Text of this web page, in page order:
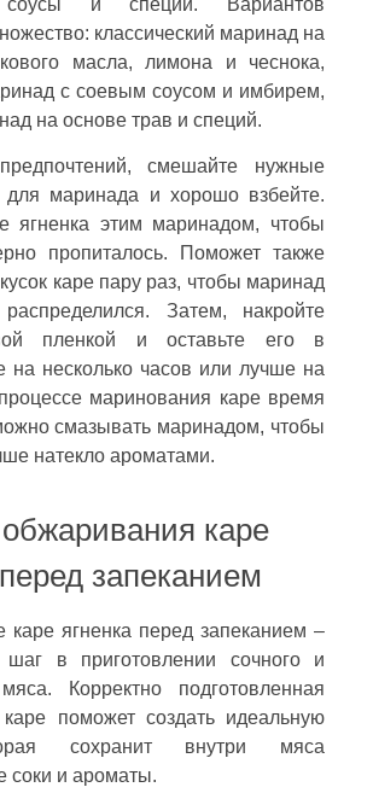
классический маринад на
масла, лимона и чеснока,
с соевым соусом и имбирем,
на основе трав и специй.
смешайте нужные
для маринада и хорошо взбейте.
ягненка этим маринадом, чтобы
пропиталось. Поможет также
каре пару раз, чтобы маринад
Затем, накройте
пленкой и оставьте его в
на несколько часов или лучше на
маринования каре время
смазывать маринадом, чтобы
натекло ароматами.
каре
запеканием
каре ягненка перед запеканием –
в приготовлении сочного и
Корректно подготовленная
каре поможет создать идеальную
сохранит внутри мяса
соки и ароматы.